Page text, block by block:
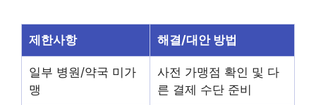
제한사항 해결/대안 방법
일부 병원/약국 미가
맹
사전 가맹점 확인 및 다
른 결제 수단 준비